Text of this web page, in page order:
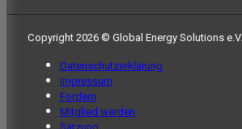
Copyright 2026 © Global Energy Solutions e.V.
Datenschutzerklärung
Impressum
Fördern
Mitglied werden